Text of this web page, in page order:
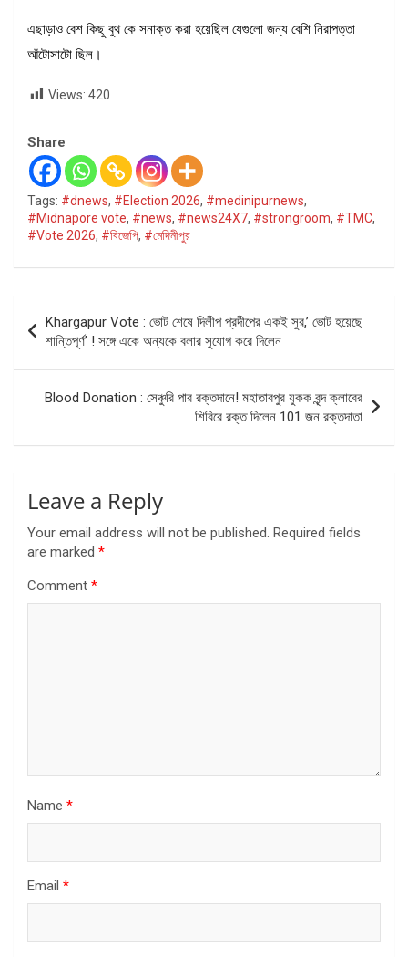
এছাড়াও বেশ কিছু বুথ কে সনাক্ত করা হয়েছিল যেগুলো জন্য বেশি নিরাপত্তা
আঁটোসাটো ছিল।
Views: 420
Share
Tags: #dnews, #Election 2026, #medinipurnews,
#Midnapore vote, #news, #news24X7, #strongroom, #TMC,
#Vote 2026, #বিজেপি, #মেদিনীপুর
Post
navigation
Khargapur Vote : ভোট শেষে দিলীপ প্রদীপের একই সুর,’ ভোট হয়েছে
শান্তিপূর্ণ’ ! সঙ্গে একে অন্যকে বলার সুযোগ করে দিলেন
Blood Donation : সেঞ্চুরি পার রক্তদানে! মহাতাবপুর যুকক বৃন্দ ক্লাবের
শিবিরে রক্ত দিলেন 101 জন রক্তদাতা
Leave a Reply
Your email address will not be published. Required fields
are marked *
Comment *
Name *
Email *